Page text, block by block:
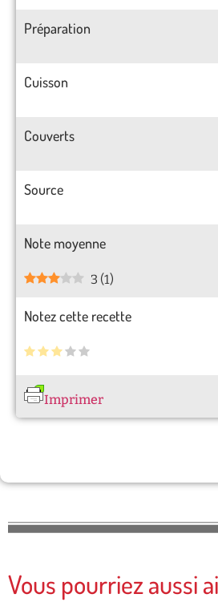
Préparation
Cuisson
Couverts
Source
Note moyenne
3 (1)
Notez cette recette
Imprimer
Vous pourriez aussi